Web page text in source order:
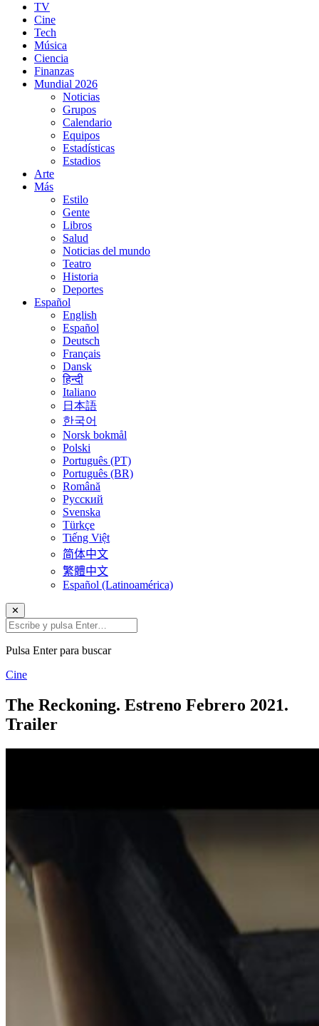
TV
Cine
Tech
Música
Ciencia
Finanzas
Mundial 2026
Noticias
Grupos
Calendario
Equipos
Estadísticas
Estadios
Arte
Más
Estilo
Gente
Libros
Salud
Noticias del mundo
Teatro
Historia
Deportes
Español
English
Español
Deutsch
Français
Dansk
हिन्दी
Italiano
日本語
한국어
Norsk bokmål
Polski
Português (PT)
Português (BR)
Română
Русский
Svenska
Türkçe
Tiếng Việt
简体中文
繁體中文
Español (Latinoamérica)
✕
Pulsa Enter para buscar
Cine
The Reckoning. Estreno Febrero 2021.
Trailer